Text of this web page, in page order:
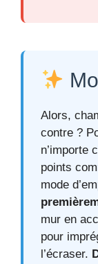
Alors,
contre ?
n’importe
points
mode
mur en
pour
l’écraser.